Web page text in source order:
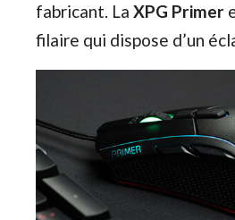
fabricant. La XPG Primer
filaire qui dispose d’un